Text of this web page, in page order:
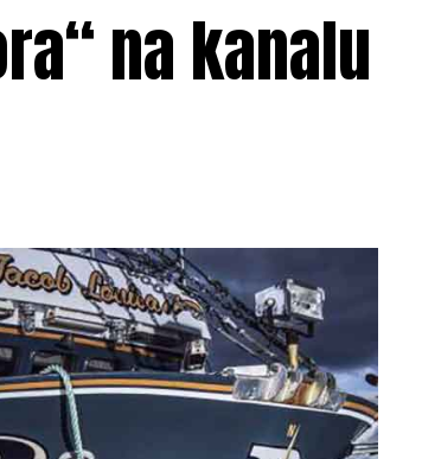
na kanalu